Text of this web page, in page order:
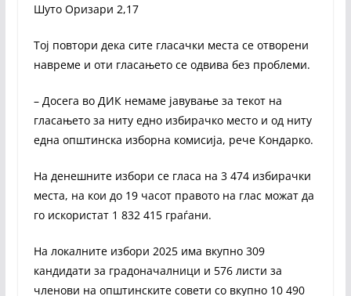
Шуто Оризари 2,17
Тој повтори дека сите гласачки места се отворени
навреме и оти гласањето се одвива без проблеми.
– Досега во ДИК немаме јавување за текот на
гласањето за ниту едно избирачко место и од ниту
една општинска изборна комисија, рече Кондарко.
На денешните избори се гласа на 3 474 избирачки
места, на кои до 19 часот правото на глас можат да
го искористат 1 832 415 граѓани.
На локалните избори 2025 има вкупно 309
кандидати за градоначалници и 576 листи за
членови на општинските совети со вкупно 10 490